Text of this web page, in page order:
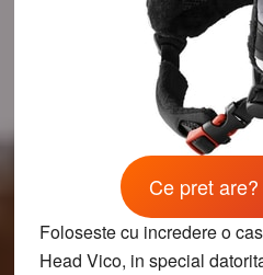
Ce pret
Foloseste cu incredere o
Head Vico, in special